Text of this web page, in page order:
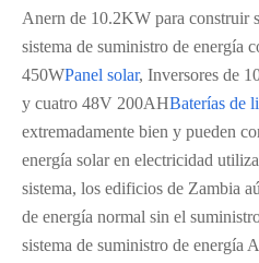
Anern de 10.2KW para construir
sistema de suministro de energía
450WPanel solar, Inversores de
y cuatro 48V 200AHBaterías de
extremadamente bien y pueden
energía solar en electricidad
sistema, los edificios de Zambia
de energía normal sin el
sistema de suministro de energía